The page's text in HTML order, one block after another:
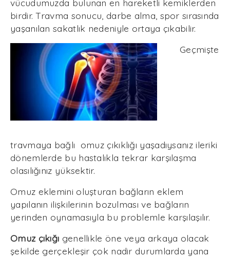
vücudumuzda bulunan en hareketli kemiklerden
birdir. Travma sonucu, darbe alma, spor sırasında
yaşanılan sakatlık nedeniyle ortaya çıkabilir.
Geçmişte
travmaya bağlı omuz çıkıklığı yaşadıysanız ileriki
dönemlerde bu hastalıkla tekrar karşılaşma
olasılığınız yüksektir.
Omuz eklemini oluşturan bağların eklem
yapılanın ilişkilerinin bozulması ve bağların
yerinden oynamasıyla bu problemle karşılaşılır.
Omuz çıkığı genellikle öne veya arkaya olacak
şekilde gerçekleşir çok nadir durumlarda yana